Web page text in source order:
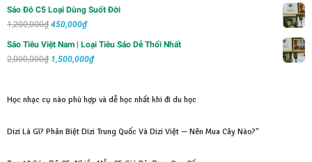
Sáo Đô C5 Loại Dùng Suốt Đời
1,200,000₫ Giá
là:
1,200,000₫.
450,000₫Giá
là:
Sáo Tiêu Việt Nam | Loại Tiêu Sáo Dễ Thổi Nhất
2,000,000₫ Giá
2,000,000₫.
1,500,000₫Giá
là:
Học nhạc cụ nào phù hợp và dễ học nhất khi đi du học
Dizi Là Gì? Phân Biệt Dizi Trung Quốc Và Dizi Việt — Nên Mua Cây Nào?"